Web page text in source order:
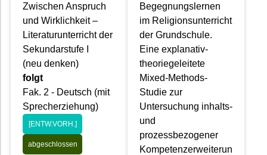
Zwischen Anspruch
und Wirklichkeit –
Literaturunterricht der
Sekundarstufe I
(neu denken)
folgt
Fak. 2 - Deutsch (mit
Sprecherziehung)
[ENTW.VORH.]
abgeschlossen
Begegnungslernen
im Religionsunterricht
der Grundschule.
Eine explanativ-
theoriegeleitete
Mixed-Methods-
Studie zur
Untersuchung inhalts-
und
prozessbezogener
Kompetenzerweiterun